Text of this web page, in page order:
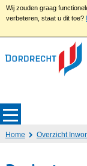
Wij zouden graag
verbeteren, staat u dit toe?
Home Overzicht